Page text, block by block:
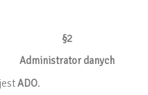
§2
Administrator danych
ADO.